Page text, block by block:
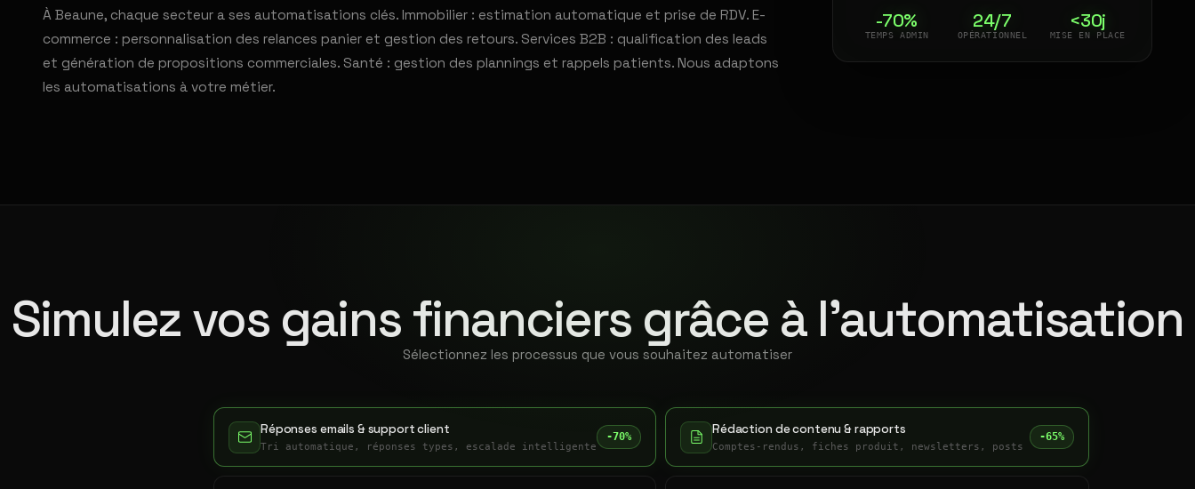
À Beaune, chaque secteur a ses automatisations clés. Immobilier : estimation automatique et prise de RDV. E-
commerce : personnalisation des relances panier et gestion des retours. Services B2B : qualification des leads
et génération de propositions commerciales. Santé : gestion des plannings et rappels patients. Nous adaptons
les automatisations à votre métier.
-70%
TEMPS ADMIN
24/7
OPÉRATIONNEL
<30j
MISE EN PLACE
Simulez vos gains financiers grâce à l'automatisation
Sélectionnez les processus que vous souhaitez automatiser
Réponses emails & support client
Tri automatique, réponses types, escalade intelligente
-70% Rédaction de contenu & rapports
Comptes-rendus, fiches produit, newsletters, posts
-65%